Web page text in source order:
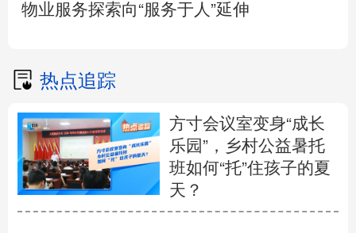
物业服务探索向“服务于人”延伸
热点追踪
方寸会议室变身“成长
乐园”，乡村公益暑托
班如何“托”住孩子的夏
天？